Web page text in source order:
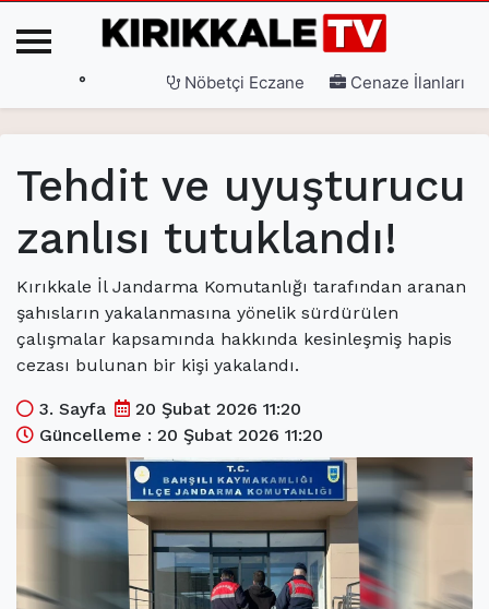
3. Sayfa(current)
Gündem (current)
Siyaset (current)
(current)
Ekonomi(current)
Spor(current)
Sağlık(current)
Kültür Sanat(current)
Teknoloji(current)
Özel Haber (current)
° Nöbetçi Eczane Cenaze İlanları
Tehdit ve uyuşturucu
zanlısı tutuklandı!
Kırıkkale İl Jandarma Komutanlığı tarafından aranan
şahısların yakalanmasına yönelik sürdürülen
çalışmalar kapsamında hakkında kesinleşmiş hapis
cezası bulunan bir kişi yakalandı.
3. Sayfa
20 Şubat 2026 11:20
Güncelleme : 20 Şubat 2026 11:20